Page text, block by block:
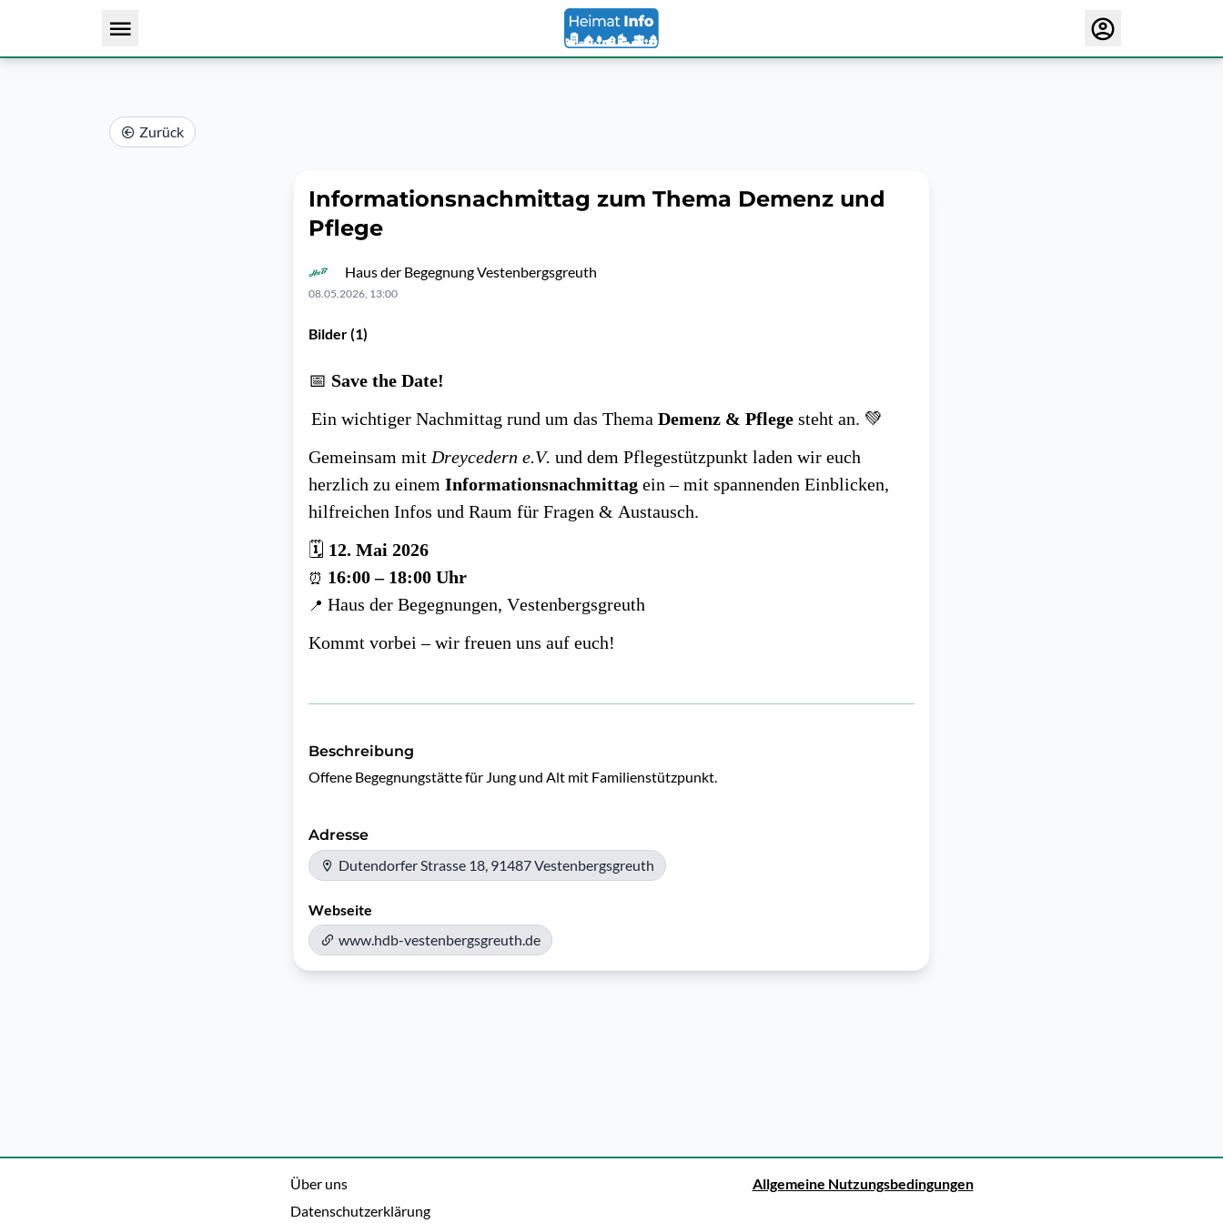
Zurück
Informationsnachmittag zum Thema Demenz und
Pflege
Haus der Begegnung Vestenbergsgreuth
08.05.2026, 13:00
Bilder (1)
📅 Save the Date!
Ein wichtiger Nachmittag rund um das Thema Demenz & Pflege steht an. 💚
Gemeinsam mit Dreycedern e.V. und dem Pflegestützpunkt laden wir euch
herzlich zu einem Informationsnachmittag ein – mit spannenden Einblicken,
hilfreichen Infos und Raum für Fragen & Austausch.
🗓 12. Mai 2026
⏰ 16:00 – 18:00 Uhr
📍 Haus der Begegnungen, Vestenbergsgreuth
Kommt vorbei – wir freuen uns auf euch!
Beschreibung
Offene Begegnungstätte für Jung und Alt mit Familienstützpunkt.
Adresse
Dutendorfer Strasse 18, 91487 Vestenbergsgreuth
Webseite
www.hdb-vestenbergsgreuth.de
Über uns
Datenschutzerklärung
Allgemeine Nutzungsbedingungen